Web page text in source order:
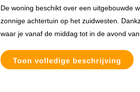
De woning beschikt over een uitgebouwde
zonnige achtertuin op het zuidwesten.
waar je vanaf de middag tot in de avond
Toon volledige beschrijving